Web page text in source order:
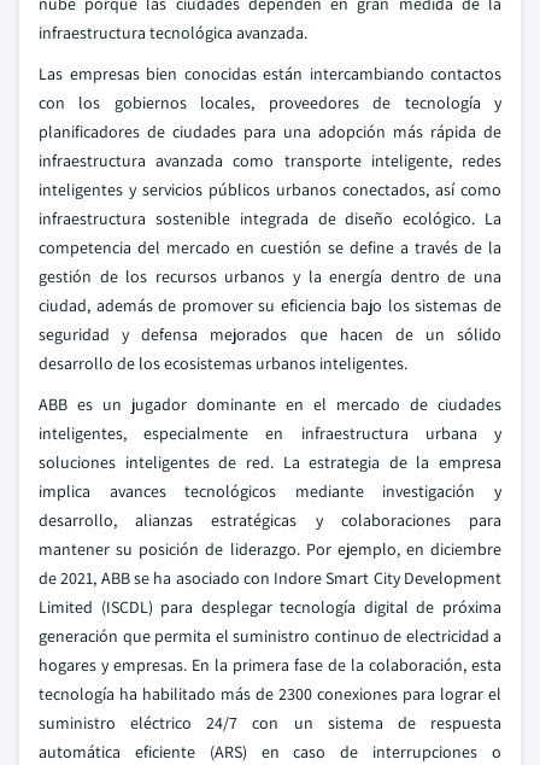
infraestructura tecnológica avanzada.
Las empresas bien conocidas están intercambiando contactos
con los gobiernos locales, proveedores de tecnología y
planificadores de ciudades para una adopción más rápida de
infraestructura avanzada como transporte inteligente, redes
inteligentes y servicios públicos urbanos conectados, así como
infraestructura sostenible integrada de diseño ecológico. La
competencia del mercado en cuestión se define a través de la
gestión de los recursos urbanos y la energía dentro de una
ciudad, además de promover su eficiencia bajo los sistemas de
seguridad y defensa mejorados que hacen de un sólido
desarrollo de los ecosistemas urbanos inteligentes.
ABB es un jugador dominante en el mercado de ciudades
inteligentes, especialmente en infraestructura urbana y
soluciones inteligentes de red. La estrategia de la empresa
implica avances tecnológicos mediante investigación y
desarrollo, alianzas estratégicas y colaboraciones para
mantener su posición de liderazgo. Por ejemplo, en diciembre
de 2021, ABB se ha asociado con Indore Smart City Development
Limited (ISCDL) para desplegar tecnología digital de próxima
generación que permita el suministro continuo de electricidad a
hogares y empresas. En la primera fase de la colaboración, esta
tecnología ha habilitado más de 2300 conexiones para lograr el
suministro eléctrico 24/7 con un sistema de respuesta
automática eficiente (ARS) en caso de interrupciones o